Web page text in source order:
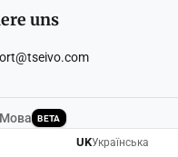
uns
BETA
UKУкраїнська